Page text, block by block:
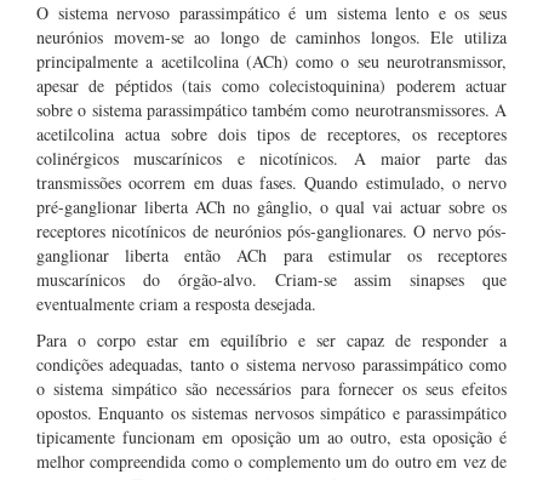
O sistema nervoso parassimpático é um sistema lento e os seus
neurónios movem-se ao longo de caminhos longos. Ele utiliza
principalmente a acetilcolina (ACh) como o seu neurotransmissor,
apesar de péptidos (tais como colecistoquinina) poderem actuar
sobre o sistema parassimpático também como neurotransmissores. A
acetilcolina actua sobre dois tipos de receptores, os receptores
colinérgicos muscarínicos e nicotínicos. A maior parte das
transmissões ocorrem em duas fases. Quando estimulado, o nervo
pré-ganglionar liberta ACh no gânglio, o qual vai actuar sobre os
receptores nicotínicos de neurónios pós-ganglionares. O nervo pós-
ganglionar liberta então ACh para estimular os receptores
muscarínicos do órgão-alvo. Criam-se assim sinapses que
eventualmente criam a resposta desejada.
Para o corpo estar em equilíbrio e ser capaz de responder a
condições adequadas, tanto o sistema nervoso parassimpático como
o sistema simpático são necessários para fornecer os seus efeitos
opostos. Enquanto os sistemas nervosos simpático e parassimpático
tipicamente funcionam em oposição um ao outro, esta oposição é
melhor compreendida como o complemento um do outro em vez de